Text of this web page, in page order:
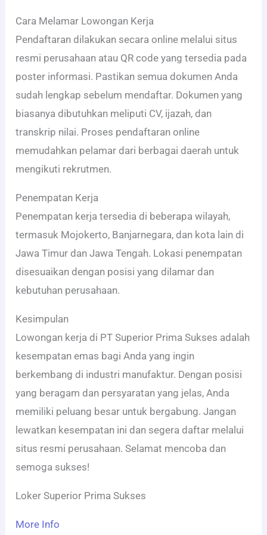
Cara Melamar Lowongan Kerja
Pendaftaran dilakukan secara online melalui situs
resmi perusahaan atau QR code yang tersedia pada
poster informasi. Pastikan semua dokumen Anda
sudah lengkap sebelum mendaftar. Dokumen yang
biasanya dibutuhkan meliputi CV, ijazah, dan
transkrip nilai. Proses pendaftaran online
memudahkan pelamar dari berbagai daerah untuk
mengikuti rekrutmen.
Penempatan Kerja
Penempatan kerja tersedia di beberapa wilayah,
termasuk Mojokerto, Banjarnegara, dan kota lain di
Jawa Timur dan Jawa Tengah. Lokasi penempatan
disesuaikan dengan posisi yang dilamar dan
kebutuhan perusahaan.
Kesimpulan
Lowongan kerja di PT Superior Prima Sukses adalah
kesempatan emas bagi Anda yang ingin
berkembang di industri manufaktur. Dengan posisi
yang beragam dan persyaratan yang jelas, Anda
memiliki peluang besar untuk bergabung. Jangan
lewatkan kesempatan ini dan segera daftar melalui
situs resmi perusahaan. Selamat mencoba dan
semoga sukses!
Loker Superior Prima Sukses
More Info